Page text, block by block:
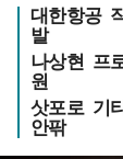
대한항공
발
나상현 프
원
삿포로 기
안팎